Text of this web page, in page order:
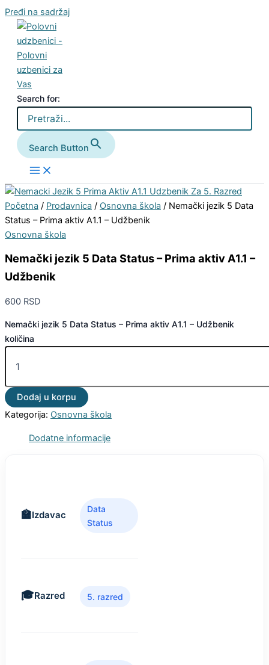
Pređi na sadržaj
Search for:
Search Button
Početna / Prodavnica / Osnovna škola / Nemački jezik 5 Data
Status – Prima aktiv A1.1 – Udžbenik
Osnovna škola
Nemački jezik 5 Data Status – Prima aktiv A1.1 –
Udžbenik
600 RSD
Nemački jezik 5 Data Status – Prima aktiv A1.1 – Udžbenik
količina
Dodaj u korpu
Kategorija: Osnovna škola
Dodatne informacije
Izdavac
Data
Status
Razred 5. razred